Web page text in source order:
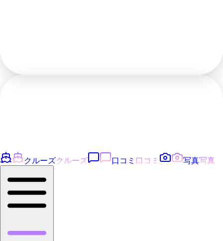
クルーズクルーズ 口コミ 口コミ 写真写真